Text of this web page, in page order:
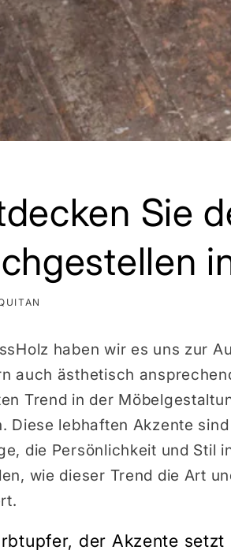
Sie
haben wir es uns zur
auch ästhetisch
Trend in der
Diese lebhaften Akzente
die Persönlichkeit und Stil
wie dieser Trend die Art
der Akzente setzt